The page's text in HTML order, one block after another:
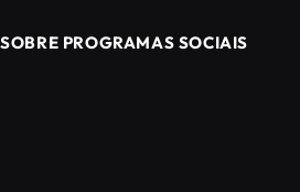
PROGRAMAS SOCIAIS